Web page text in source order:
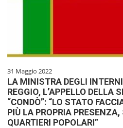
31 Maggio 2022
LA MINISTRA DEGLI
REGGIO, L’APPELLO DELLA
“CONDÒ”: “LO STATO
PIÙ LA PROPRIA
QUARTIERI POPOLARI”